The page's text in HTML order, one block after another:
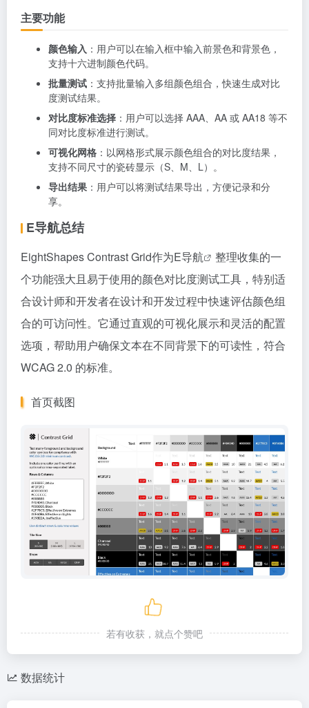
主要功能
颜色输入 ：用户可以在输入框中输入前景色和背景色，
支持十六进制颜色代码。
批量测试 ：支持批量输入多组颜色组合，快速生成对比
度测试结果。
对比度标准选择 ：用户可以选择 AAA、AA 或 AA18 等不
同对比度标准进行测试。
可视化网格 ：以网格形式展示颜色组合的对比度结果，
支持不同尺寸的瓷砖显示（S、M、L）。
导出结果 ：用户可以将测试结果导出，方便记录和分
享。
E导航总结
EightShapes Contrast Grid作为E导航
整理收集的一
个功能强大且易于使用的颜色对比度测试工具，特别适
合设计师和开发者在设计和开发过程中快速评估颜色组
合的可访问性。它通过直观的可视化展示和灵活的配置
选项，帮助用户确保文本在不同背景下的可读性，符合
WCAG 2.0 的标准。
首页截图
若有收获，就点个赞吧
数据统计